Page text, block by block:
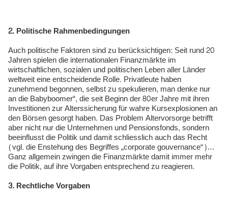
2. Politische Rahmenbedingungen
Auch politische Faktoren sind zu berücksichtigen: Seit rund 20
Jahren spielen die internationalen Finanzmärkte im
wirtschaftlichen, sozialen und politischen Leben aller Länder
weltweit eine entscheidende Rolle. Privatleute haben
zunehmend begonnen, selbst zu spekulieren, man denke nur
an die Babyboomer“, die seit Beginn der 80er Jahre mit ihren
Investitionen zur Alterssicherung für wahre Kursexplosionen an
den Börsen gesorgt haben. Das Problem Altervorsorge betrifft
aber nicht nur die Unternehmen und Pensionsfonds, sondern
beeinflusst die Politik und damit schliesslich auch das Recht
(vgl. die Enstehung des Begriffes „corporate gouvernance“)…
Ganz allgemein zwingen die Finanzmärkte damit immer mehr
die Politik, auf ihre Vorgaben entsprechend zu reagieren.
3. Rechtliche Vorgaben